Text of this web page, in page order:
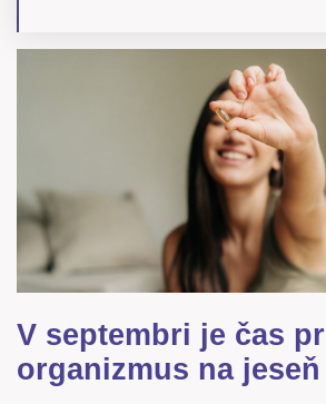
V septembri je čas
organizmus na jeseň